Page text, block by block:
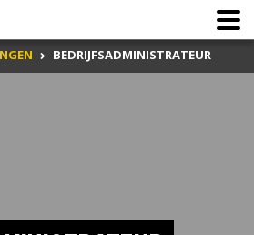
BEDRIJFSADMINISTRATEUR